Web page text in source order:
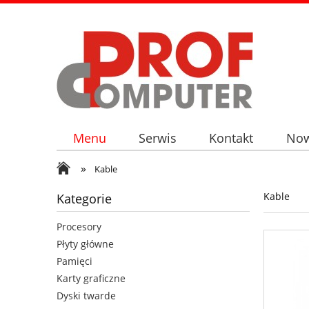
Menu Serwis Kontakt
» Kable
Kategorie
Procesory
Płyty główne
Pamięci
Karty graficzne
Dyski twarde
Kable